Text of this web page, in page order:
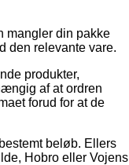
mangler din pakke
den relevante vare.
produkter,
af at ordren
forud for at de
beløb. Ellers
Hobro eller Vojens